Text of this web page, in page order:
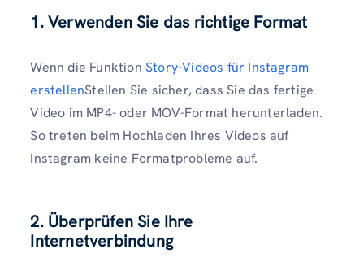
1. Verwenden Sie das richtige Format
Wenn die Funktion Story-Videos für Instagram
erstellenStellen Sie sicher, dass Sie das fertige
Video im MP4- oder MOV-Format herunterladen.
So treten beim Hochladen Ihres Videos auf
Instagram keine Formatprobleme auf.
2. Überprüfen Sie Ihre
Internetverbindung